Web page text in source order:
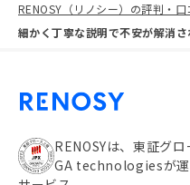
RENOSY（リノシー）の評判・口
細かく丁寧な説明で不安が解消さ
RENOSYは、東証グ
GA technologiesが運